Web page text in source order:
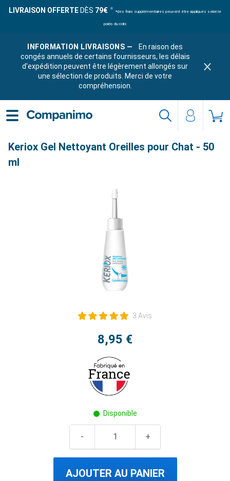
LIVRAISON OFFERTE DÈS 79€ *des frais supplémentaires peuvent être appliqués selon le
poids du colis
INFORMATION LIVRAISONS —
En raison des
congés annuels de certains fournisseurs, les délais
d'expédition peuvent être légèrement allongés sur
une sélection de produits. Merci de votre
compréhension.
Keriox Gel Nettoyant Oreilles pour Chat - 50
ml
3 Avis
8,95 €
Disponible
AJOUTER AU PANIER